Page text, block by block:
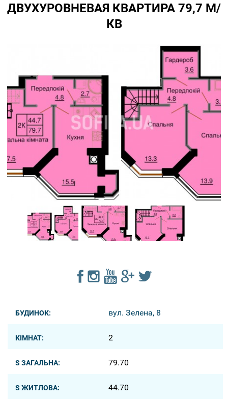
ДВУХУРОВНЕВАЯ КВАРТИРА 79,7 М/
КВ
БУДИНОК: вул. Зелена, 8
КІМНАТ: 2
S ЗАГАЛЬНА: 79.70
S ЖИТЛОВА: 44.70